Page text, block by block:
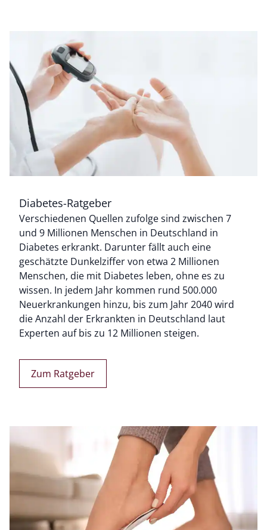
Bildverlinkung
Diabetes-Ratgeber
Verschiedenen Quellen zufolge sind zwischen 7
und 9 Millionen Menschen in Deutschland in
Diabetes erkrankt. Darunter fällt auch eine
geschätzte Dunkelziffer von etwa 2 Millionen
Menschen, die mit Diabetes leben, ohne es zu
wissen. In jedem Jahr kommen rund 500.000
Neuerkrankungen hinzu, bis zum Jahr 2040 wird
die Anzahl der Erkrankten in Deutschland laut
Experten auf bis zu 12 Millionen steigen.
Zum Ratgeber